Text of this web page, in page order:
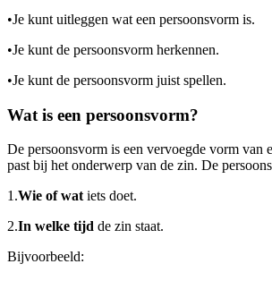
•Je kunt uitleggen wat een persoonsvorm is.
•Je kunt de persoonsvorm herkennen.
•Je kunt de persoonsvorm juist spellen.
Wat is een persoonsvorm?
De persoonsvorm is een vervoegde vorm van
past bij het onderwerp van de zin. De
1.Wie of wat iets doet.
2.In welke tijd de zin staat.
Bijvoorbeeld: